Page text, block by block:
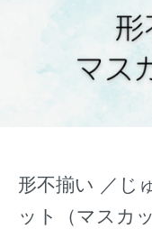
形不揃い ／じ
ット（マスカ